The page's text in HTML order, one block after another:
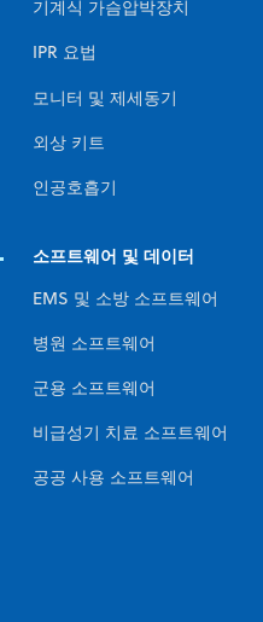
기계식 가슴압박장치
IPR 요법
모니터 및 제세동기
외상 키트
인공호흡기
소프트웨어 및 데이터
EMS 및 소방 소프트웨어
병원 소프트웨어
군용 소프트웨어
비급성기 치료 소프트웨어
공공 사용 소프트웨어